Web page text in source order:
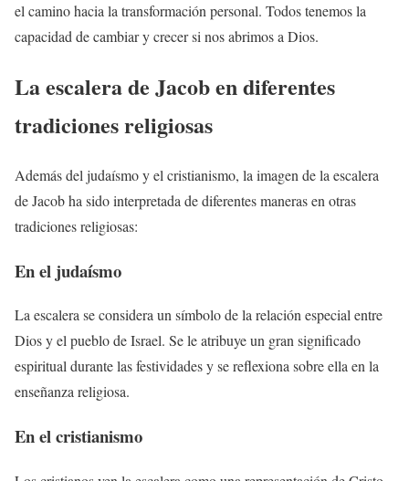
el camino hacia la transformación personal. Todos tenemos la
capacidad de cambiar y crecer si nos abrimos a Dios.
La escalera de Jacob en diferentes
tradiciones religiosas
Además del judaísmo y el cristianismo, la imagen de la escalera
de Jacob ha sido interpretada de diferentes maneras en otras
tradiciones religiosas:
En el judaísmo
La escalera se considera un símbolo de la relación especial entre
Dios y el pueblo de Israel. Se le atribuye un gran significado
espiritual durante las festividades y se reflexiona sobre ella en la
enseñanza religiosa.
En el cristianismo